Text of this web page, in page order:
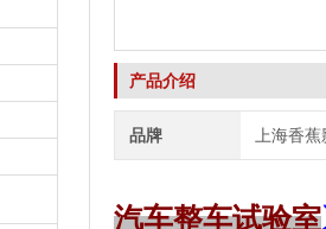
产品介绍
品牌 上海香
汽车整车试验室